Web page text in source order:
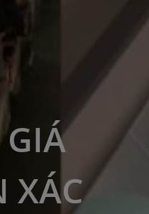
XÁC